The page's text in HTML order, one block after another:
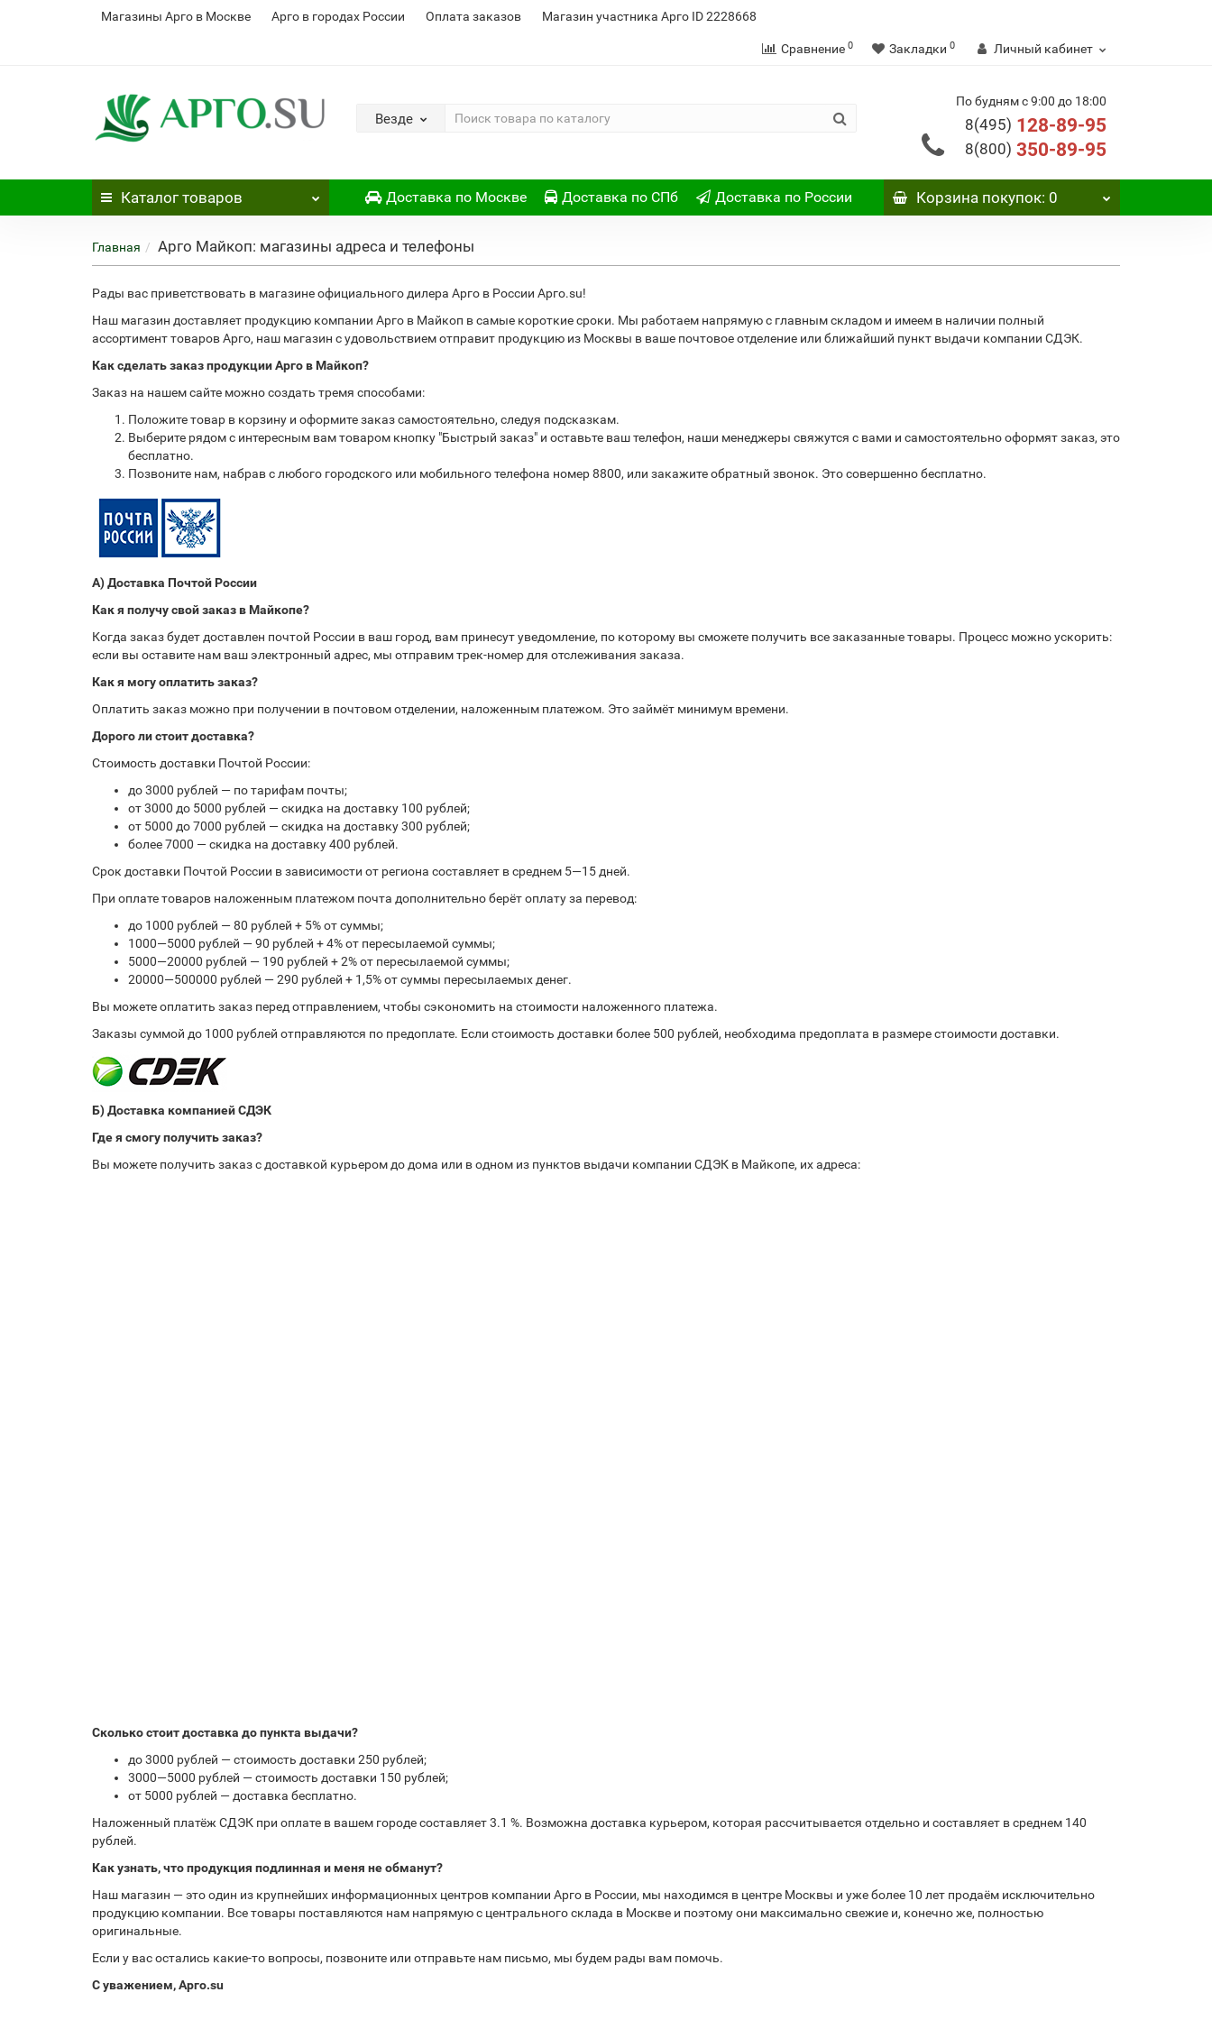
Магазины Арго в Москве Арго в городах России Оплата заказов Магазин участника Арго ID 2228668
Сравнение 0 Закладки 0 Личный кабинет
Везде
По будням с 9:00 до 18:00
8(495) 128-89-95
8(800) 350-89-95
Каталог товаров Доставка по Москве Доставка по СПб Доставка по России Корзинапокупок: 0
Главная Арго Майкоп: магазины адреса и телефоны
Рады вас приветствовать в магазине официального дилера Арго в России Арго.su!
Наш магазин доставляет продукцию компании Арго в Майкоп в самые короткие сроки. Мы работаем напрямую с главным складом и имеем в наличии полный
ассортимент товаров Арго, наш магазин с удовольствием отправит продукцию из Москвы в ваше почтовое отделение или ближайший пункт выдачи компании СДЭК.
Как сделать заказ продукции Арго в Майкоп?
Заказ на нашем сайте можно создать тремя способами:
Положите товар в корзину и оформите заказ самостоятельно, следуя подсказкам.
Выберите рядом с интересным вам товаром кнопку "Быстрый заказ" и оставьте ваш телефон, наши менеджеры свяжутся с вами и самостоятельно оформят заказ, это
бесплатно.
Позвоните нам, набрав с любого городского или мобильного телефона номер 8800, или закажите обратный звонок. Это совершенно бесплатно.
А) Доставка Почтой России
Как я получу свой заказ в Майкопе?
Когда заказ будет доставлен почтой России в ваш город, вам принесут уведомление, по которому вы сможете получить все заказанные товары. Процесс можно ускорить:
если вы оставите нам ваш электронный адрес, мы отправим трек-номер для отслеживания заказа.
Как я могу оплатить заказ?
Оплатить заказ можно при получении в почтовом отделении, наложенным платежом. Это займёт минимум времени.
Дорого ли стоит доставка?
Стоимость доставки Почтой России:
до 3000 рублей — по тарифам почты;
от 3000 до 5000 рублей — скидка на доставку 100 рублей;
от 5000 до 7000 рублей — скидка на доставку 300 рублей;
более 7000 — скидка на доставку 400 рублей.
Срок доставки Почтой России в зависимости от региона составляет в среднем 5—15 дней.
При оплате товаров наложенным платежом почта дополнительно берёт оплату за перевод:
до 1000 рублей — 80 рублей + 5% от суммы;
1000—5000 рублей — 90 рублей + 4% от пересылаемой суммы;
5000—20000 рублей — 190 рублей + 2% от пересылаемой суммы;
20000—500000 рублей — 290 рублей + 1,5% от суммы пересылаемых денег.
Вы можете оплатить заказ перед отправлением, чтобы сэкономить на стоимости наложенного платежа.
Заказы суммой до 1000 рублей отправляются по предоплате. Если стоимость доставки более 500 рублей, необходима предоплата в размере стоимости доставки.
Б) Доставка компанией СДЭК
Где я смогу получить заказ?
Вы можете получить заказ с доставкой курьером до дома или в одном из пунктов выдачи компании СДЭК в Майкопе, их адреса:
Сколько стоит доставка до пункта выдачи?
до 3000 рублей — стоимость доставки 250 рублей;
3000—5000 рублей — стоимость доставки 150 рублей;
от 5000 рублей — доставка бесплатно.
Наложенный платёж СДЭК при оплате в вашем городе составляет 3.1 %. Возможна доставка курьером, которая рассчитывается отдельно и составляет в среднем 140
рублей.
Как узнать, что продукция подлинная и меня не обманут?
Наш магазин — это один из крупнейших информационных центров компании Арго в России, мы находимся в центре Москвы и уже более 10 лет продаём исключительно
продукцию компании. Все товары поставляются нам напрямую с центрального склада в Москве и поэтому они максимально свежие и, конечно же, полностью
оригинальные.
Если у вас остались какие-то вопросы, позвоните или отправьте нам письмо, мы будем рады вам помочь.
С уважением, Арго.su